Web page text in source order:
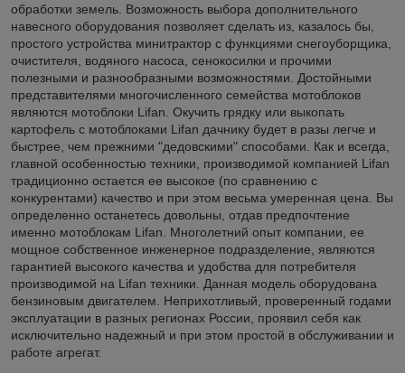
обработки земель. Возможность выбора дополнительного
навесного оборудования позволяет сделать из, казалось бы,
простого устройства минитрактор с функциями снегоуборщика,
очистителя, водяного насоса, сенокосилки и прочими
полезными и разнообразными возможностями. Достойными
представителями многочисленного семейства мотоблоков
являются мотоблоки Lifan. Окучить грядку или выкопать
картофель с мотоблоками Lifan дачнику будет в разы легче и
быстрее, чем прежними "дедовскими" способами. Как и всегда,
главной особенностью техники, производимой компанией Lifan
традиционно остается ее высокое (по сравнению с
конкурентами) качество и при этом весьма умеренная цена. Вы
определенно останетесь довольны, отдав предпочтение
именно мотоблокам Lifan. Многолетний опыт компании, ее
мощное собственное инженерное подразделение, являются
гарантией высокого качества и удобства для потребителя
производимой на Lifan техники. Данная модель оборудована
бензиновым двигателем. Неприхотливый, проверенный годами
эксплуатации в разных регионах России, проявил себя как
исключительно надежный и при этом простой в обслуживании и
работе агрегат.